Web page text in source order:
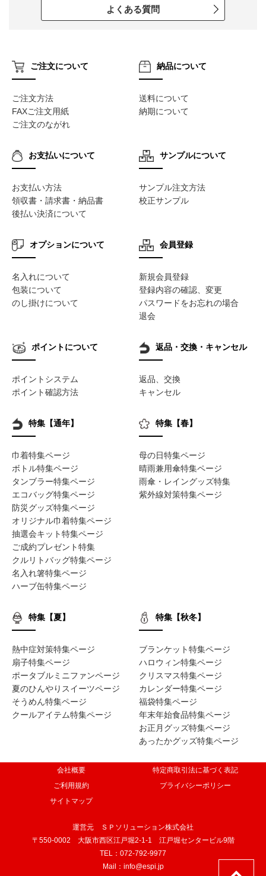
よくある質問
ご注文について
ご注文方法
FAXご注文用紙
ご注文のながれ
納品について
送料について
納期について
お支払いについて
お支払い方法
領収書・請求書・納品書
後払い決済について
サンプルについて
サンプル注文方法
校正サンプル
オプションについて
名入れについて
包装について
のし掛けについて
会員登録
新規会員登録
登録内容の確認、変更
パスワードをお忘れの場合
退会
ポイントについて
ポイントシステム
ポイント確認方法
返品・交換・キャンセル
返品、交換
キャンセル
特集【通年】
巾着特集ページ
ボトル特集ページ
タンブラー特集ページ
エコバッグ特集ページ
防災グッズ特集ページ
オリジナル巾着特集ページ
抽選会キット特集ページ
ご成約プレゼント特集
クルリトバッグ特集ページ
名入れ箸特集ページ
ハーブ缶特集ページ
特集【春】
母の日特集ページ
晴雨兼用傘特集ページ
雨傘・レイングッズ特集
紫外線対策特集ページ
特集【夏】
熱中症対策特集ページ
扇子特集ページ
ポータブルミニファンページ
夏のひんやりスイーツページ
そうめん特集ページ
クールアイテム特集ページ
特集【秋冬】
ブランケット特集ページ
ハロウィン特集ページ
クリスマス特集ページ
カレンダー特集ページ
福袋特集ページ
年末年始食品特集ページ
お正月グッズ特集ページ
あったかグッズ特集ページ
会社概要
特定商取引法に基づく表記
ご利用規約
プライバシーポリシー
サイトマップ
運営元 ＳＰソリューション株式会社
〒550-0002 大阪市西区江戸堀2-1-1 江戸堀センタービル9階
TEL：072-792-9977
Mail：info@espi.jp